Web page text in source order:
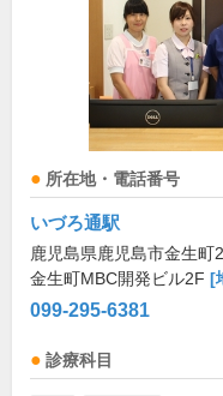
所在地・電話番号
いづろ通駅
鹿児島県鹿児島市金生町
金生町MBC開発ビル2F [
099-295-6381
診療科目